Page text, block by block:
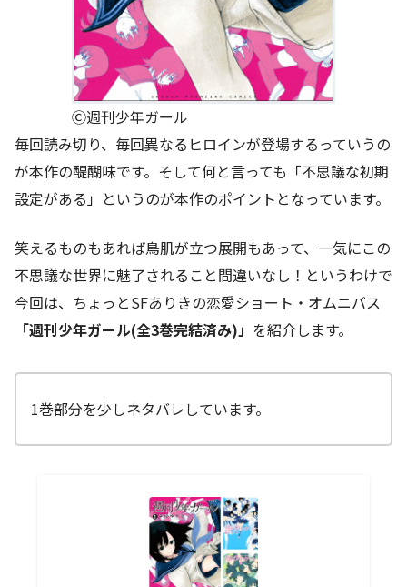
Ⓒ週刊少年ガール
毎回読み切り、毎回異なるヒロインが登場するっていうの
が本作の醍醐味です。そして何と言っても「不思議な初期
設定がある」というのが本作のポイントとなっています。
笑えるものもあれば鳥肌が立つ展開もあって、一気にこの
不思議な世界に魅了されること間違いなし！というわけで
今回は、ちょっとSFありきの恋愛ショート・オムニバス
「週刊少年ガール(全3巻完結済み)」 を紹介します。
1巻部分を少しネタバレしています。